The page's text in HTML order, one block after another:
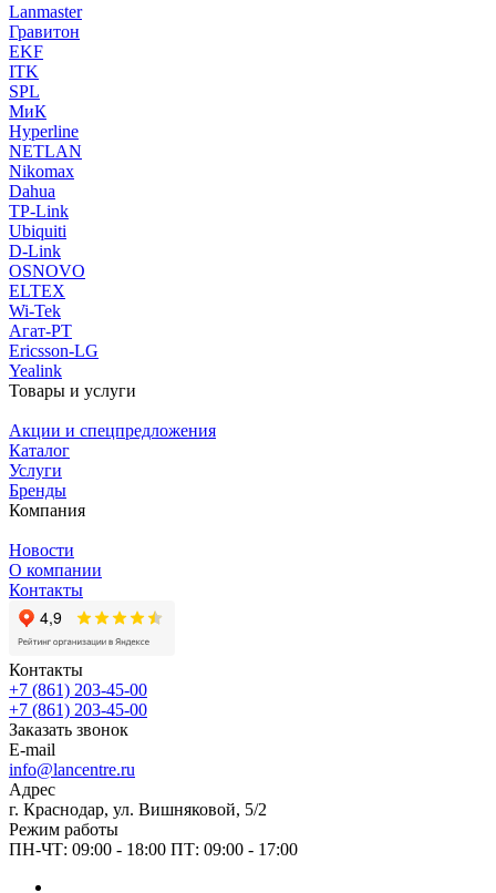
Lanmaster
Гравитон
EKF
ITK
SPL
МиК
Hyperline
NETLAN
Nikomax
Dahua
TP-Link
Ubiquiti
D-Link
OSNOVO
ELTEX
Wi-Tek
Агат-РТ
Ericsson-LG
Yealink
Товары и услуги
Акции и спецпредложения
Каталог
Услуги
Бренды
Компания
Новости
О компании
Контакты
Контакты
+7 (861) 203-45-00
+7 (861) 203-45-00
Заказать звонок
E-mail
info@lancentre.ru
Адрес
г. Краснодар, ул. Вишняковой, 5/2
Режим работы
ПН-ЧТ: 09:00 - 18:00 ПТ: 09:00 - 17:00